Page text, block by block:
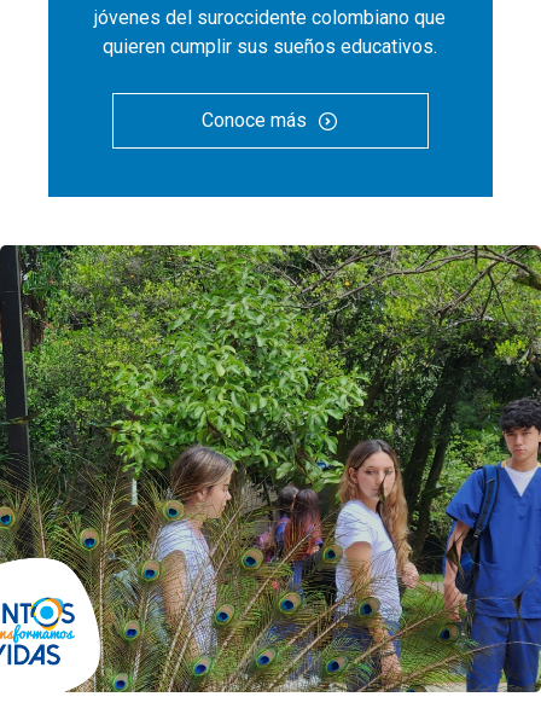
jóvenes del suroccidente colombiano que
quieren cumplir sus sueños educativos.
Conoce más